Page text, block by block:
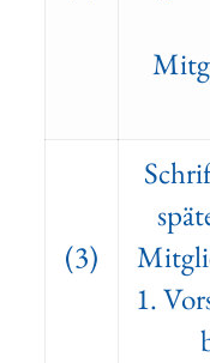
(3)
1.